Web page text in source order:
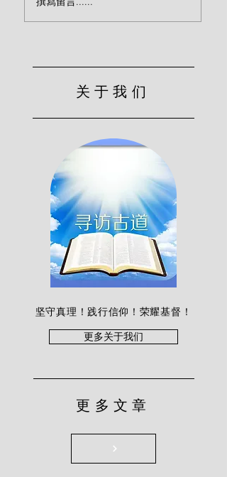
烈）
关于我们
坚守真理！践行信仰！荣耀基督！
更多关于我们
更多文章